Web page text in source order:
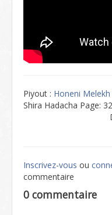
Piyout : Honeni
Shira Hadacha Page:
Inscrivez-vous ou
commentaire
0 commentaire